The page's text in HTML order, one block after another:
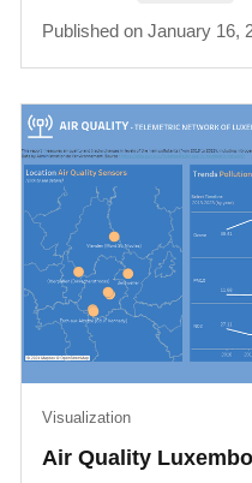
Published on January 16,
Air Quality
Visualization